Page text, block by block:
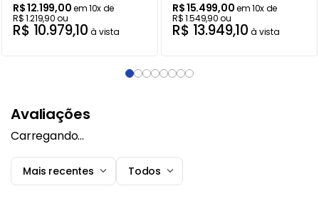
R$12.199,00em10x de
R$1.219,90ou
R$ 10.979,10 à vista
R$15.499,00em10x de
R$1.549,90ou
R$ 13.949,10 à vista
Avaliações
Carregando…
Mais recentes Todos